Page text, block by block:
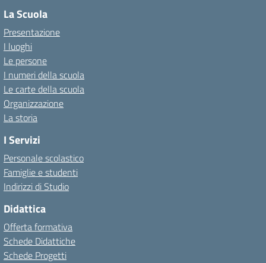
La Scuola
Presentazione
I luoghi
Le persone
I numeri della scuola
Le carte della scuola
Organizzazione
La storia
I Servizi
Personale scolastico
Famiglie e studenti
Indirizzi di Studio
Didattica
Offerta formativa
Schede Didattiche
Schede Progetti